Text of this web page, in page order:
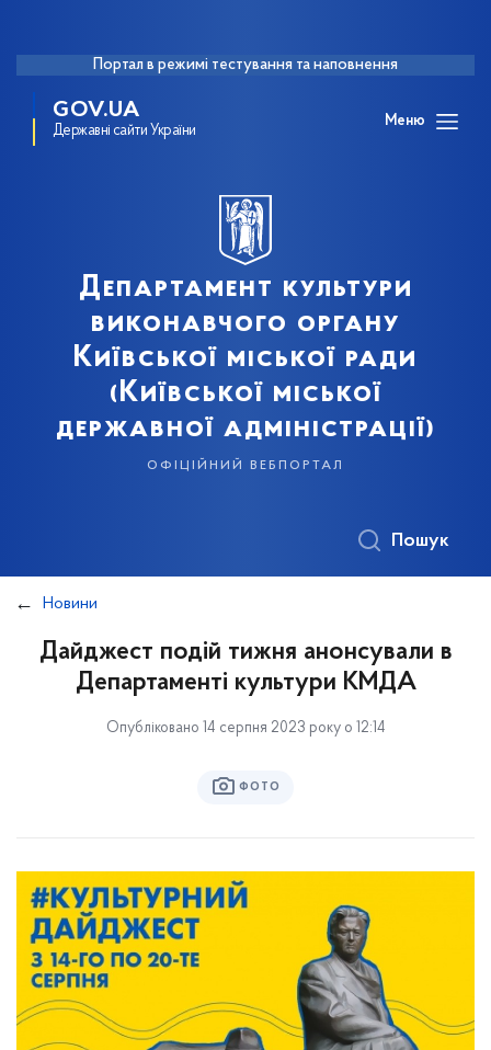
Портал в режимі тестування та наповнення
GOV.UA
Державні сайти України
Меню
Департамент культури
виконавчого органу
Київської міської ради
(Київської міської
державної адміністрації)
офіційний вебпортал
Пошук
Новини
Дайджест подій тижня анонсували в
Департаменті культури КМДА
Опубліковано 14 серпня 2023 року о 12:14
ФОТО